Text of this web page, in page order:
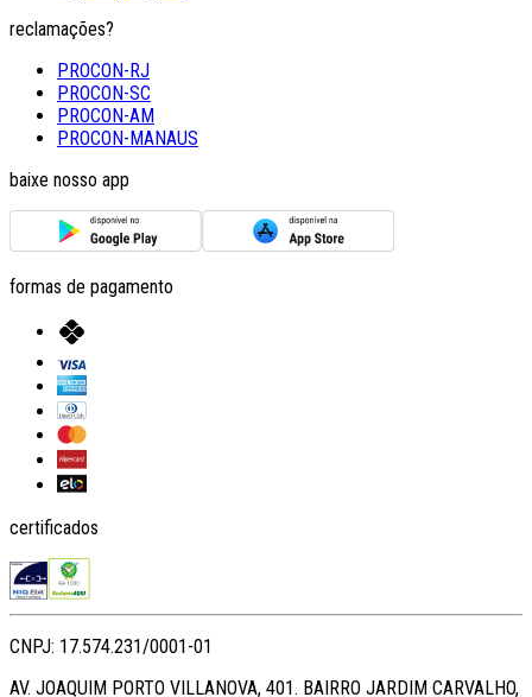
reclamações?
PROCON-RJ
PROCON-SC
PROCON-AM
PROCON-MANAUS
baixe nosso app
formas de pagamento
certificados
CNPJ: 17.574.231/0001-01
AV. JOAQUIM PORTO VILLANOVA, 401. BAIRRO JARDIM CARVALHO,